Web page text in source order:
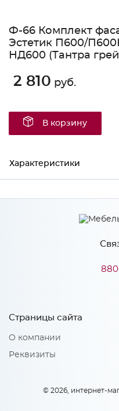
Ф-66 Комплект
Эстетик П600/
НД600 (Тантра
2 810 руб.
В корзину
Характеристики
Ширина
Особенности
Материал 2: МДФ, акрилит
Количество упаковок: 1
Страницы сайта
О компании
Реквизиты
© 2026, интернет-